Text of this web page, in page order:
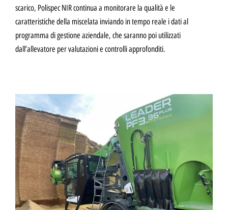
scarico, Polispec NIR continua a monitorare la qualità e le
caratteristiche della miscelata inviando in tempo reale i dati al
programma di gestione aziendale, che saranno poi utilizzati
dall’allevatore per valutazioni e controlli approfonditi.